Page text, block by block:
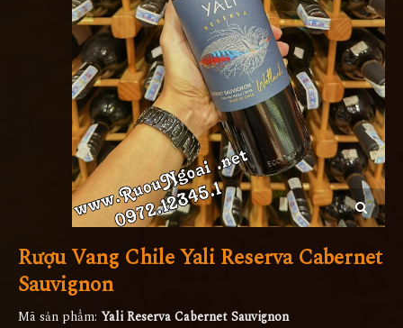
Rượu Vang Chile Yali Reserva Cabernet
Sauvignon
Mã sản phẩm: Yali Reserva Cabernet Sauvignon